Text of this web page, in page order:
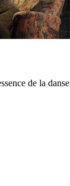
de la danse